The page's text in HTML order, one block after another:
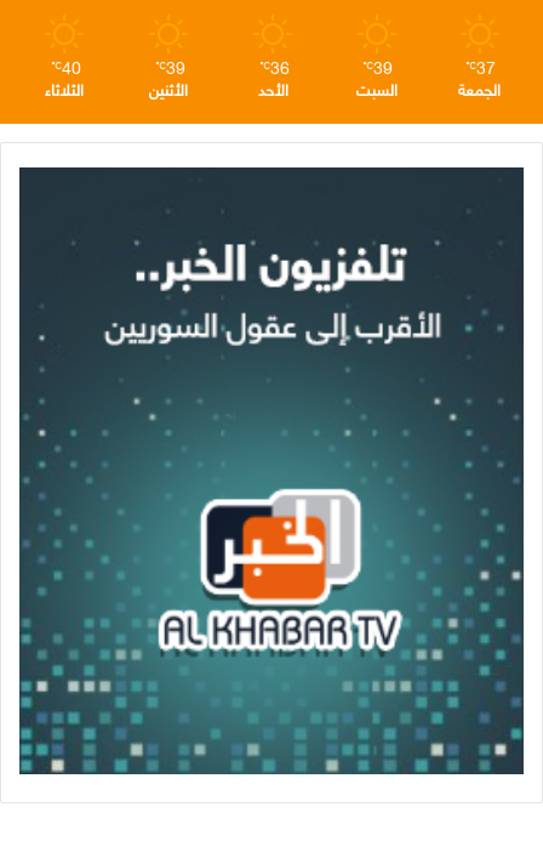
37
℃
الجمعة
39
℃
السبت
36
℃
الأحد
39
℃
الأثنين
40
℃
الثلاثاء